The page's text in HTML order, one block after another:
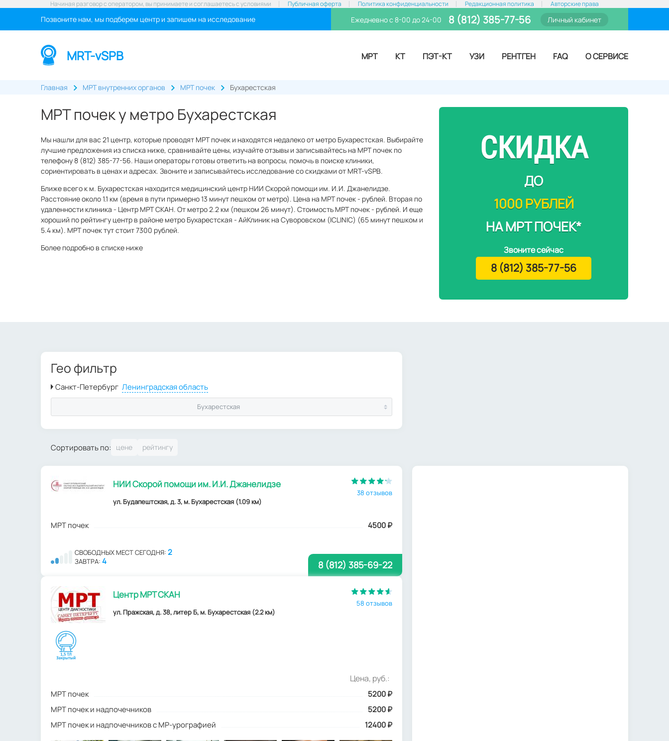
Начиная разговор с оператором, вы принимаете и соглашаетесь с условиями Публичная оферта Политика конфиденциальности Редакционная политика Авторские права
Позвоните нам, мы подберем центр и запишем на исследование Ежедневно с 8-00 до 24-00 8 (812) 385-77-56 Личный кабинет
MRT-vSPB МРТ КТ ПЭТ-КТ УЗИ РЕНТГЕН FAQ О СЕРВИСЕ
Главная МРТ внутренних органов МРТ почек Бухарестская
МРТ почек у метро Бухарестская
Мы нашли для вас 21 центр, которые проводят МРТ почек и находятся недалеко от метро Бухарестская. Выбирайте
лучшие предложения из списка ниже, сравнивайте цены, изучайте отзывы и записывайтесь на МРТ почек по
телефону 8 (812) 385-77-56. Наши операторы готовы ответить на вопросы, помочь в поиске клиники,
сориентировать в ценах и адресах. Звоните и записывайтесь исследование со скидками от MRT-vSPB.
Ближе всего к м. Бухарестская находится медицинский центр НИИ Скорой помощи им. И.И. Джанелидзе.
Расстояние около 1.1 км (время в пути примерно 13 минут пешком от метро). Цена на МРТ почек - рублей. Вторая по
удаленности клиника - Центр МРТ СКАН. От метро 2.2 км (пешком 26 минут). Стоимость МРТ почек - рублей. И еще
хороший по рейтингу центр в районе метро Бухарестская - АйКлиник на Суворовском (ICLINIC) (65 минут пешком и
5.4 км). МРТ почек тут стоит 7300 рублей.
Более подробно в списке ниже
СКИДКА
ДО
1000 РУБЛЕЙ
НА МРТ ПОЧЕК*
Звоните сейчас
8 (812) 385-77-56
Гео фильтр
Бухарестская
Сортировать по:
НИИ Скорой помощи им. И.И. Джанелидзе
ул. Будапештская, д. 3, м. Бухарестская (1.09 км)
38 отзывов
МРТ почек 4500₽
СВОБОДНЫХ МЕСТ СЕГОДНЯ: 2
ЗАВТРА: 4 8 (812) 385-69-22
Центр МРТ СКАН
ул. Пражская, д. 38, литер Б, м. Бухарестская (2.2 км)
58 отзывов
Цена, руб.:
МРТ почек 5200₽
МРТ почек и надпочечников
5200 ₽
МРТ почек и надпочечников с МР-урографией
12400 ₽